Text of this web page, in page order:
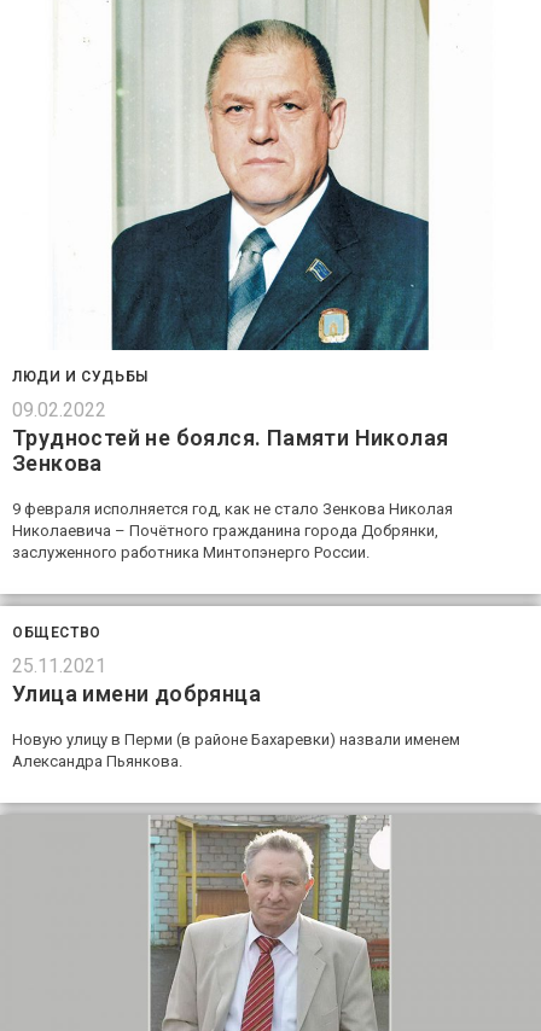
ЛЮДИ И СУДЬБЫ
09.02.2022
Трудностей не боялся. Памяти Николая
Зенкова
9 февраля исполняется год, как не стало Зенкова Николая
Николаевича – Почётного гражданина города Добрянки,
заслуженного работника Минтопэнерго России.
ОБЩЕСТВО
25.11.2021
Улица имени добрянца
Новую улицу в Перми (в районе Бахаревки) назвали именем
Александра Пьянкова.